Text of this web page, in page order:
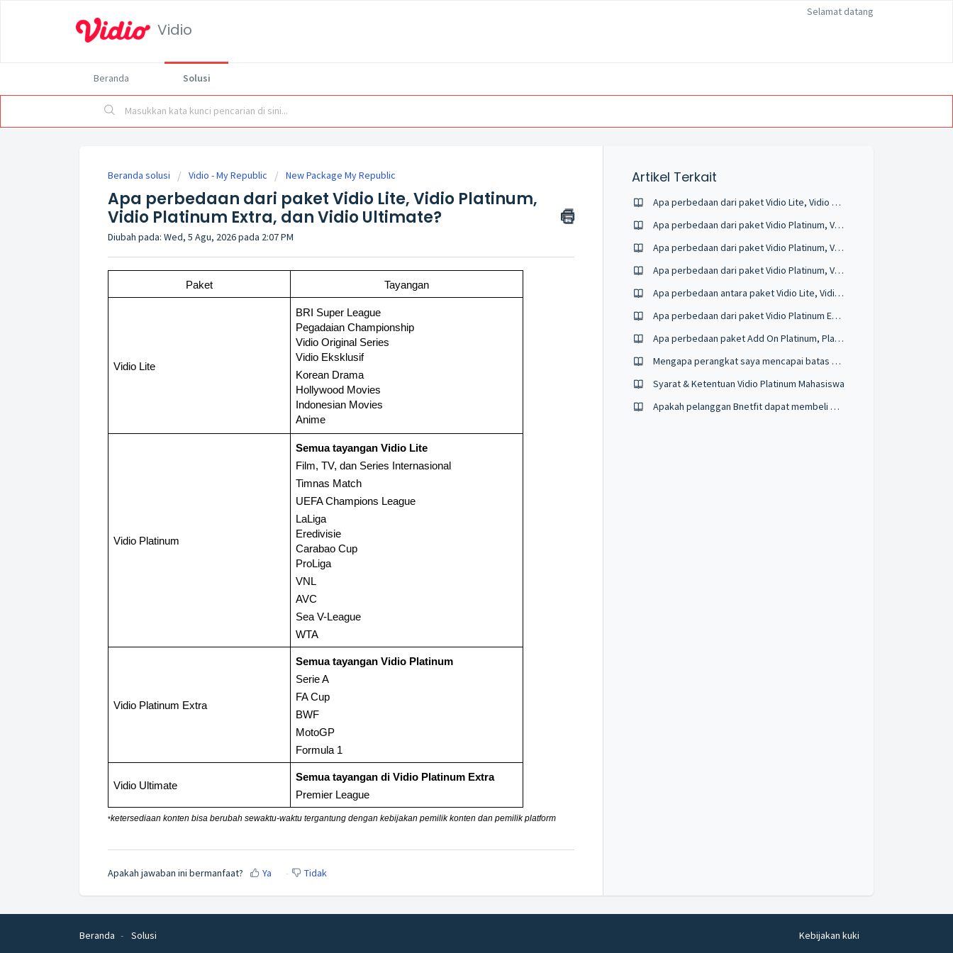
Vidio
Selamat datang
Beranda Solusi
Beranda solusi Vidio - My Republic New Package My Republic
Apa perbedaan dari paket Vidio Lite, Vidio Platinum,
Vidio Platinum Extra, dan Vidio Ultimate?
Diubah pada: Wed, 5 Agu, 2026 pada 2:07 PM
Paket Tayangan
Vidio Lite
BRI Super League
Pegadaian Championship
Vidio Original Series
Vidio Eksklusif
Korean Drama
Hollywood Movies
Indonesian Movies
Anime
Vidio Platinum
Semua tayangan Vidio Lite
Film, TV, dan Series Internasional
Timnas Match
UEFA Champions League
LaLiga
Eredivisie
Carabao Cup
ProLiga
VNL
AVC
Sea V-League
WTA
Vidio Platinum Extra
Semua tayangan Vidio Platinum
Serie A
FA Cup
BWF
MotoGP
Formula 1
Vidio Ultimate
Semua tayangan di Vidio Platinum Extra
Premier League
*ketersediaan konten bisa berubah sewaktu-waktu tergantung dengan kebijakan pemilik konten dan pemilik platform
Apakah jawaban ini bermanfaat? Ya Tidak
Artikel Terkait
Apa perbedaan dari paket Vidio Lite, Vidio Platinum, Vidio Platinum Extra, dan Vidio Ultimate?
Apa perbedaan dari paket Vidio Platinum, Vidio Platinum Extra, dan Vidio Ultimate?
Apa perbedaan dari paket Vidio Platinum, Vidio Platinum Extra, dan Vidio Ultimate?
Apa perbedaan dari paket Vidio Platinum, Vidio Platinum Extra, dan Vidio Ultimate?
Apa perbedaan antara paket Vidio Lite, Vidio Platinum, Vidio Platinum Extra, dan Vidio Ultimate?
Apa perbedaan dari paket Vidio Platinum Extra, dan Vidio Ultimate?
Apa perbedaan paket Add On Platinum, Platinum Extra, dan Ultimate?
Mengapa perangkat saya mencapai batas maksimum?
Syarat & Ketentuan Vidio Platinum Mahasiswa
Apakah pelanggan Bnetfit dapat membeli paket Vidio secara add-on?
Beranda Solusi Kebijakan kuki